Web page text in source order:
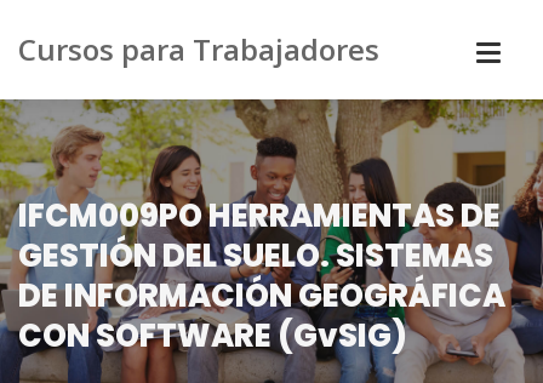
Cursos para Trabajadores
IFCM009PO HERRAMIENTAS DE
GESTIÓN DEL SUELO. SISTEMAS
DE INFORMACIÓN GEOGRÁFICA
CON SOFTWARE (GvSIG)